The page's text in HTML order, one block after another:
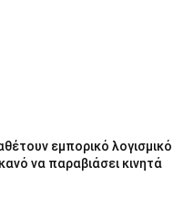
εμπορικό λογισμικό
να παραβιάσει κινητά